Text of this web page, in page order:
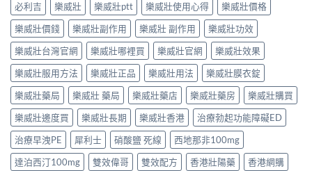
必利吉
樂威壯 樂威壯ptt 樂威壯使用心得
樂威壯價格
樂威壯價錢
樂威壯副作用 樂威壯 副作用
樂威壯功效
樂威壯台灣官網
樂威壯哪裡買 樂威壯官網
樂威壯效果
樂威壯服用方法
樂威壯正品 樂威壯用法
樂威壯膜衣錠
樂威壯藥局
樂威壯 藥局 樂威壯藥店 樂威壯藥房
樂威壯購買
樂威壯邊度買
樂威壯長期 樂威壯香港
治療勃起功能障礙ED
治療早洩PE
犀利士 硝酸鹽 死線
西地那非100mg
達泊西汀100mg
雙效偉哥 雙效配方 香港壯陽藥 香港網購